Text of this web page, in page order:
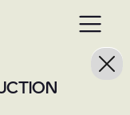
MAIN MENU